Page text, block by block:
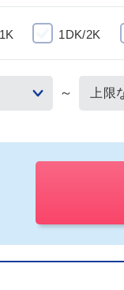
1DK/2K
～